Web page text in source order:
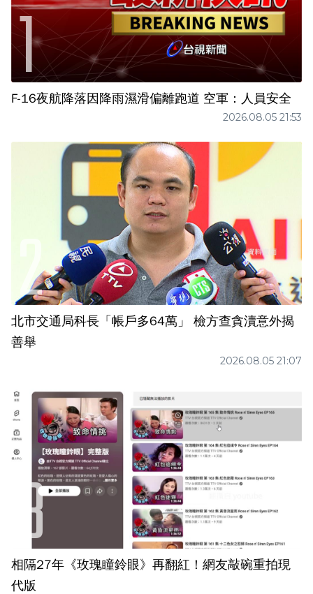
F-16夜航降落因降雨濕滑偏離跑道 空軍：人員安全
2026.08.05 21:53
北市交通局科長「帳戶多64萬」 檢方查貪瀆意外揭
善舉
2026.08.05 21:07
相隔27年《玫瑰瞳鈴眼》再翻紅！網友敲碗重拍現
代版